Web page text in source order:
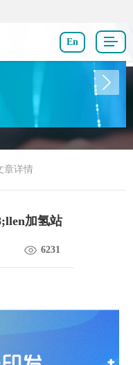
En
章详情
加氢站
6231